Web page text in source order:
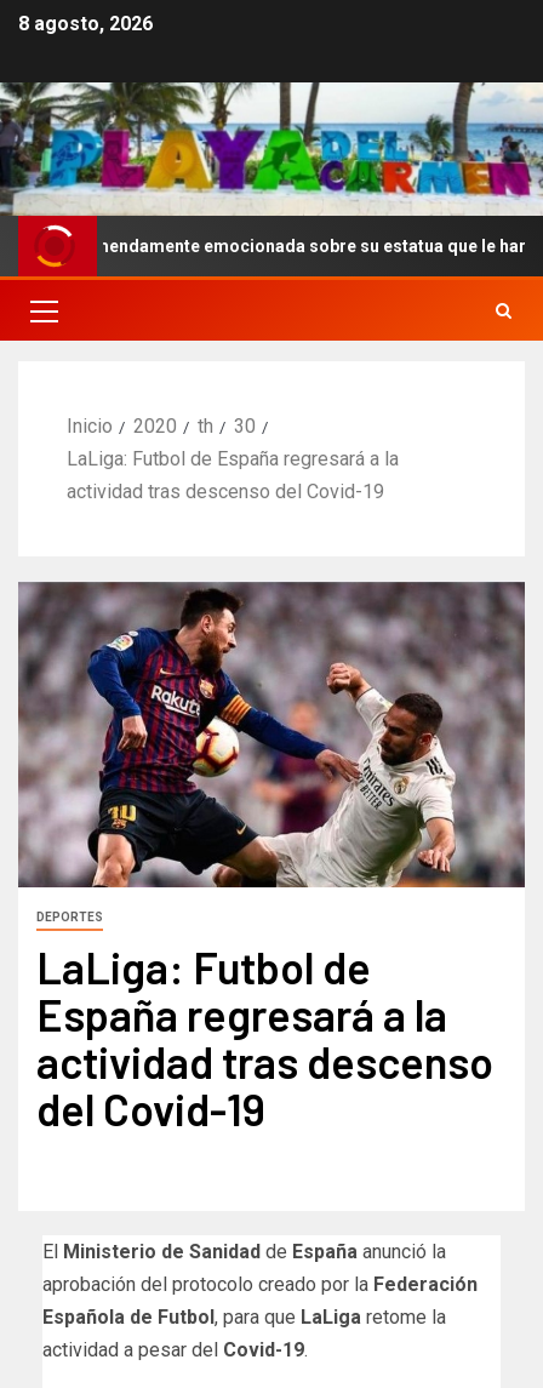
8 agosto, 2026
emocionada sobre su estatua que le harán en
Inicio 2020 th
30
LaLiga: Futbol de España regresará a la
actividad tras descenso del Covid-19
DEPORTES
LaLiga: Futbol de
España regresará a la
actividad tras descenso
del Covid-19
El Ministerio de Sanidad de España anunció la
aprobación del protocolo creado por la Federación
Española de Futbol , para que LaLiga retome la
actividad a pesar del Covid-19.